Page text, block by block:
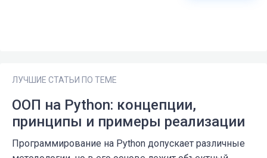
ЛУЧШИЕ СТАТЬИ ПО ТЕМЕ
ООП на Python: концепции,
принципы и примеры реализации
Программирование на Python допускает различные